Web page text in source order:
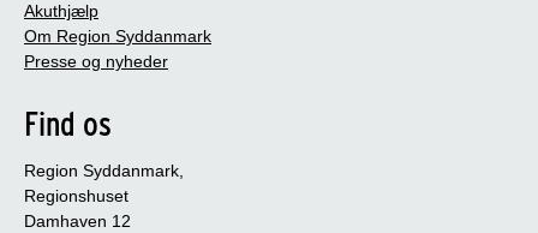
Akuthjælp
Om Region Syddanmark
Presse og nyheder
Find os
Region Syddanmark,
Regionshuset
Damhaven 12